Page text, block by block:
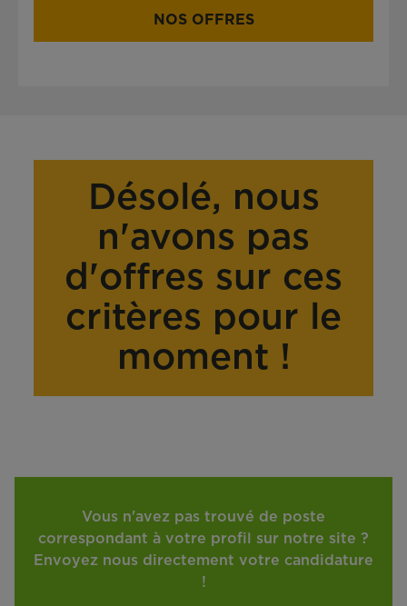
NOS OFFRES
Désolé, nous
n'avons pas
d'offres sur ces
critères pour le
moment !
Vous n'avez pas trouvé de poste
correspondant à votre profil sur notre site ?
Envoyez nous directement votre candidature
!